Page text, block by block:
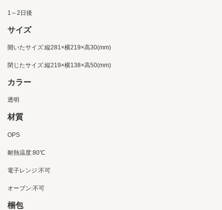
1～2日後
サイズ
開いたサイズ:縦281×横219×高30(mm)
閉じたサイズ:縦219×横138×高50(mm)
カラー
透明
材質
OPS
耐熱温度:80℃
電子レンジ:不可
オーブン:不可
梱包